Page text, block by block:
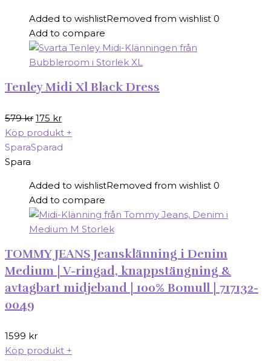
Added to wishlistRemoved from wishlist 0
Add to compare
Tenley Midi Xl Black Dress
579kr Det
ursprungliga
priset
175 krDet
nuvarande
priset
Köp produkt +
SparaSparad
Spara
Added to wishlistRemoved from wishlist 0
Add to compare
TOMMY JEANS Jeansklänning i Denim
Medium | V-ringad, knappstängning &
avtagbart midjeband | 100% Bomull | 717132-
0049
1599 kr
Köp produkt +